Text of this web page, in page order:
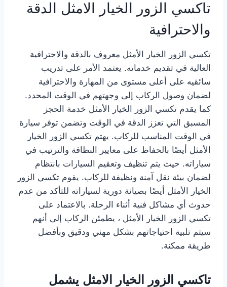
تاكسي الزور الخيار الامثل الدقة
والاحترافية
تكسي الزور الخيار الأمثل معروف بالدقة والاحترافية
العالية في تقديم خدماته. يعتمد الأمر على تدريب
سائقيه على أعلى مستوى من المهارة والاحترافية
لضمان وصول الركاب إلى وجهتهم في الوقت المحدد.
كما يقدم تكسي الزور الخيار الأمثل خدمة الحجز
المسبق التي تعزز الدقة في الوقت وتضمن توفر سيارة
في الوقت المناسب للركاب. يهتم تكسي الزور الخيار
الأمثل أيضًا بالحفاظ على معايير النظافة والترتيب في
سياراته. حيث يتم تنظيف وتعقيم السيارات بانتظام
لضمان بيئة نقل آمنة ونظيفة للركاب. يقوم تكسي الزور
الخيار الأمثل أيضًا بصيانة دورية لسياراته للتأكد من عدم
حدوث أي مشاكل فنية أثناء الرحلة. بالاعتماد على
تكسي الزور الخيار الأمثل ، يطمئن الركاب إلى أنهم
سيتم تلبية احتياجاتهم بشكل مهني ودقيق وبأفضل
طريقة ممكنة.
تاكسي الزور الخيار الامثل يشمل